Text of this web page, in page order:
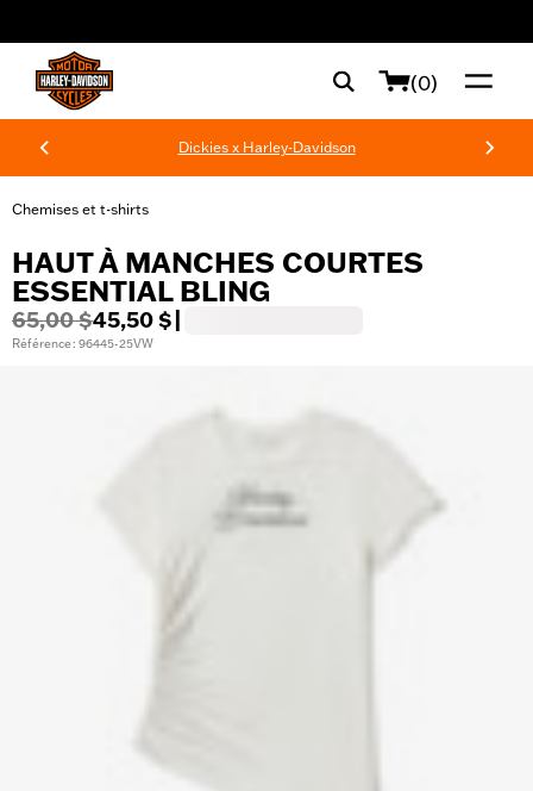
(0)
Dickies x Harley-Davidson
Chemises et t-shirts
HAUT À MANCHES COURTES
ESSENTIAL BLING
65,00 $45,50 $
Référence : 96445-25VW